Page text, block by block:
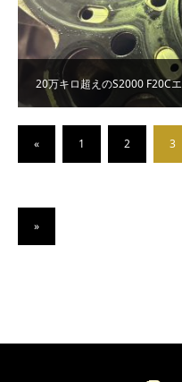
20万キロ超えのS2000 F20C
« 1 2 3
»